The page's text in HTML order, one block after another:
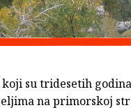
koji su tridesetih
na primorskoj